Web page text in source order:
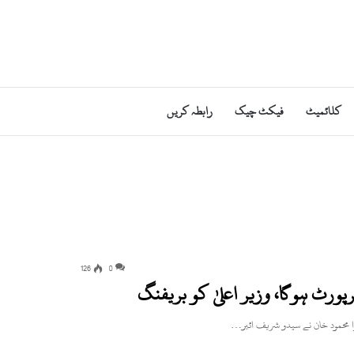
کلائمیٹ فیکٹ چیک رابطہ کریں
0
126
ہوگا، وزیر اعلیٰ کو بریفنگ